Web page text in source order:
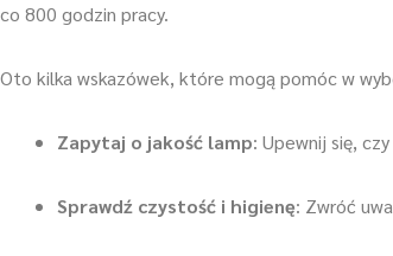
co 800 godzin pracy.
Oto kilka wskazówek, które mogą pomóc w
Zapytaj o jakość lamp: Upewnij się,
Sprawdź czystość i higienę: Zwróć